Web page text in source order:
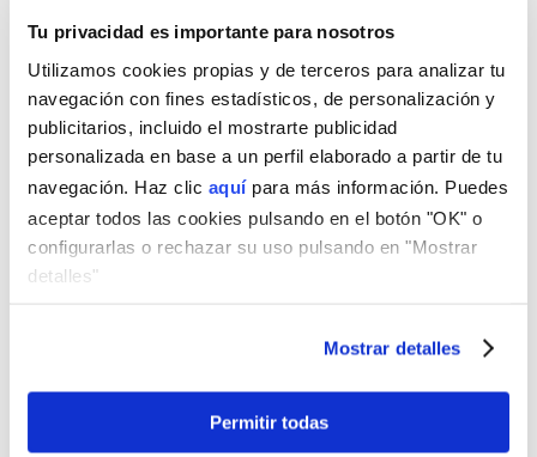
Tu privacidad es importante para nosotros
Utilizamos cookies propias y de terceros para analizar tu
navegación con fines estadísticos, de personalización y
publicitarios, incluido el mostrarte publicidad
personalizada en base a un perfil elaborado a partir de tu
navegación. Haz clic aquípara más información. Puedes
aceptar todos las cookies pulsando en el botón "OK" o
configurarlas o rechazar su uso pulsando en "Mostrar
detalles"
Mostrar detalles
Permitir todas
departamento financiero de muchas inmobiliarias
que necesiten en la búsqueda de financiación
tanto para ellos, como para sus compradores.
Cuéntanos una anécdota de tu
experiencia desde que estás con gibobs
Durante la pandemia, asistía a un montón de
charlas por Internet del sector inmobiliario, y con
referentes en el sector: Don Gerard Duelo Ferrer,
que es el presidente de un montón de asociaciones
de agentes inmobiliarios, y María José Corrales, la